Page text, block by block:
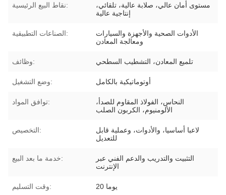
نقاط البيع الرئيسية:
مستوى أمان عالي، صلابة عالية، تلقائي،
إنتاجية عالية
الصناعات التطبيقية:
الأدوات الصحية والأجهزة والسيارات
ومعالجة المعادن
وظائف: تلميع المعادن، التشطيب السطحي
وضع التشغيل: أوتوماتيكية بالكامل
توافق المواد:
النحاس، الفولاذ المقاوم للصدأ،
الألومنيوم، الكربون الصلب
التخصيص:
لاعبا أساسيا، والأدوات، وعملية قابل
للتعديل
خدمة ما بعد البيع:
التثبيت والتدريب والدعم الفني عبر
الإنترنت
وقت التسليم: 20 يوما